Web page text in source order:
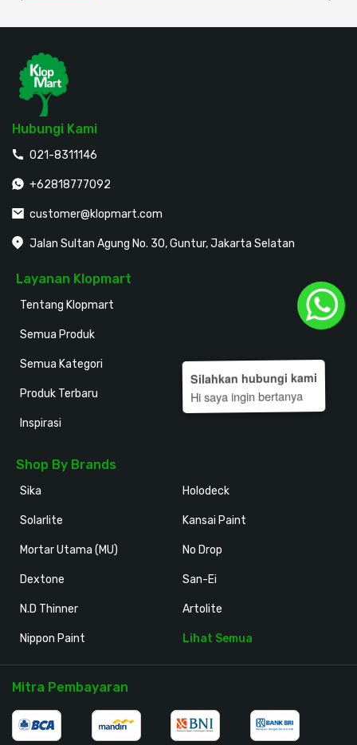
Hubungi Kami
021-8311146
+62818777092
customer@klopmart.com
Jalan Sultan Agung No. 30, Guntur, Jakarta Selatan
Layanan Klopmart
Tentang Klopmart
Semua Produk
Semua Kategori
Produk Terbaru
Inspirasi
Shop By Brands
Sika
Solarlite
Mortar Utama (MU)
Dextone
N.D Thinner
Nippon Paint
Holodeck
Kansai Paint
No Drop
San-Ei
Artolite
Lihat Semua
Mitra Pembayaran
Silahkan hubungi kami
Hi saya ingin bertanya